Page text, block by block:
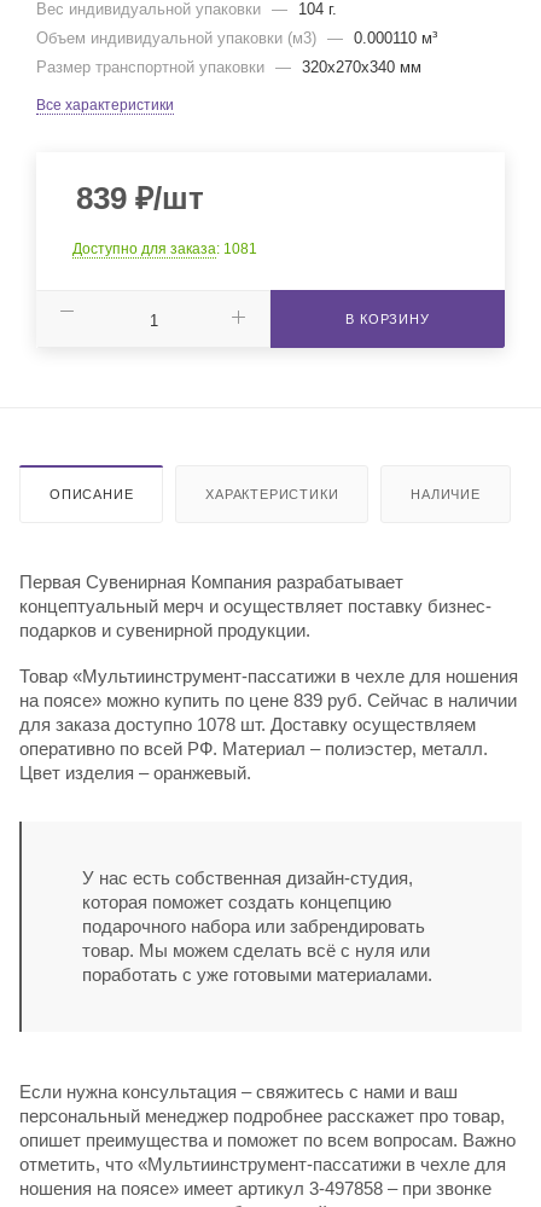
Вес индивидуальной упаковки —
104 г.
Объем индивидуальной упаковки (м3) — 0.000110 м³
Размер транспортной упаковки — 320x270x340 мм
Все характеристики
839 ₽/шт
Доступно для заказа: 1081
В КОРЗИНУ
ОПИСАНИЕ ХАРАКТЕРИСТИКИ НАЛИЧИЕ
Первая Сувенирная Компания разрабатывает
концептуальный мерч и осуществляет поставку бизнес-
подарков и сувенирной продукции.
Товар «Мультиинструмент-пассатижи в чехле для ношения
на поясе» можно купить по цене 839 руб. Сейчас в наличии
для заказа доступно 1078 шт. Доставку осуществляем
оперативно по всей РФ. Материал – полиэстер, металл.
Цвет изделия – оранжевый.
У нас есть собственная дизайн-студия,
которая поможет создать концепцию
подарочного набора или забрендировать
товар. Мы можем сделать всё с нуля или
поработать с уже готовыми материалами.
Если нужна консультация – свяжитесь с нами и ваш
персональный менеджер подробнее расскажет про товар,
опишет преимущества и поможет по всем вопросам. Важно
отметить, что «Мультиинструмент-пассатижи в чехле для
ношения на поясе» имеет артикул 3-497858 – при звонке